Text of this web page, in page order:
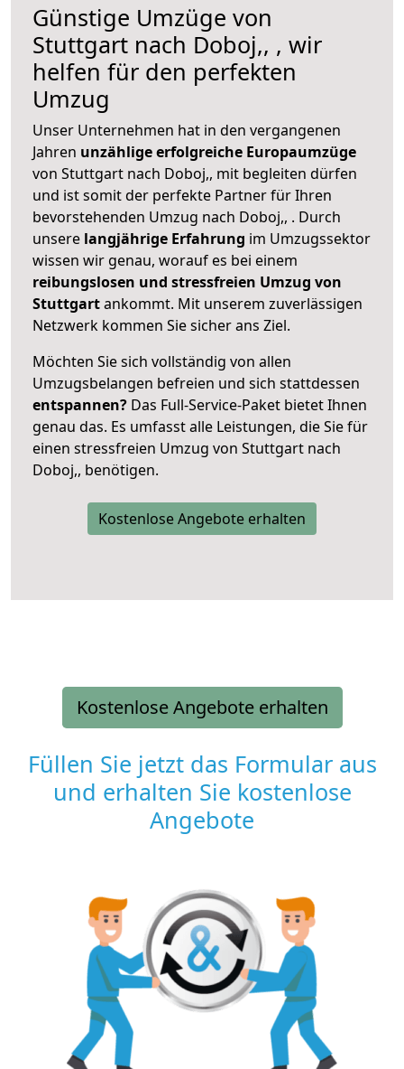
Günstige Umzüge von
Stuttgart nach Doboj,, , wir
helfen für den perfekten
Umzug
Unser Unternehmen hat in den vergangenen
Jahren unzählige erfolgreiche Europaumzüge
von Stuttgart nach Doboj,, mit begleiten dürfen
und ist somit der perfekte Partner für Ihren
bevorstehenden Umzug nach Doboj,, . Durch
unsere langjährige Erfahrung im Umzugssektor
wissen wir genau, worauf es bei einem
reibungslosen und stressfreien Umzug von
Stuttgartankommt. Mit unserem zuverlässigen
Netzwerk kommen Sie sicher ans Ziel.
Möchten Sie sich vollständig von allen
Umzugsbelangen befreien und sich stattdessen
entspannen? Das Full-Service-Paket bietet Ihnen
genau das. Es umfasst alle Leistungen, die Sie für
einen stressfreien Umzug von Stuttgart nach
Doboj,, benötigen.
Kostenlose Angebote erhalten
Kostenlose Angebote erhalten
Füllen Sie jetzt das Formular aus
und erhalten Sie kostenlose
Angebote